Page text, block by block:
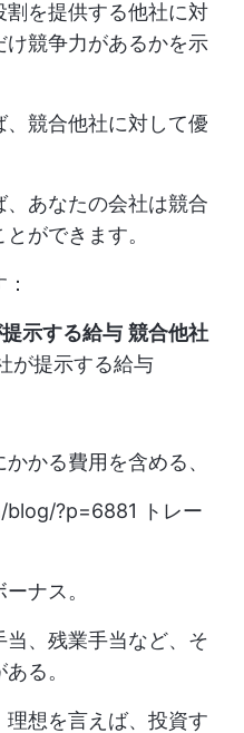
を提供する他社に対
け競争力があるかを示
競合他社に対して優
あなたの会社は競合
ができます。
示する給与 競合他社
が提示する給与
かる費用を含める、
?p=6881 トレー
ナス。
当、残業手当など、そ
る。
想を言えば、投資す